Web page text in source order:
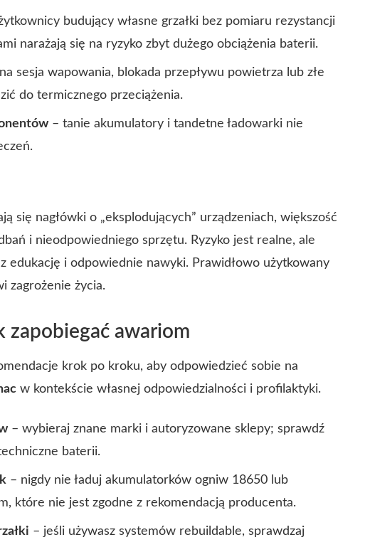
budujący własne grzałki bez pomiaru rezystancji
narażają się na ryzyko zbyt dużego obciążenia baterii.
sesja wapowania, blokada przepływu powietrza lub złe
do termicznego przeciążenia.
– tanie akumulatory i tandetne ładowarki nie
się nagłówki o „eksplodujących” urządzeniach, większość
i nieodpowiedniego sprzętu. Ryzyko jest realne, ale
edukację i odpowiednie nawyki. Prawidłowo użytkowany
zagrożenie życia.
zapobiegać awariom
krok po kroku, aby odpowiedzieć sobie na
w kontekście własnej odpowiedzialności i profilaktyki.
– wybieraj znane marki i autoryzowane sklepy; sprawdź
baterii.
– nigdy nie ładuj akumulatorków ogniw 18650 lub
które nie jest zgodne z rekomendacją producenta.
– jeśli używasz systemów rebuildable, sprawdzaj